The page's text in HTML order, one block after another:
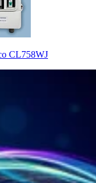
CL758WJ